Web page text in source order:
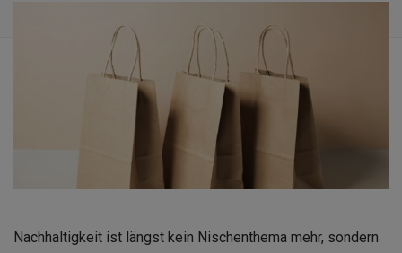
Nachhaltigkeit ist längst kein Nischenthema mehr, sondern